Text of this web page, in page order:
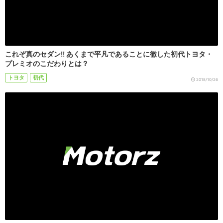
これぞ真のセダン!! あくまで平凡であることに徹した初代トヨタ・
プレミオのこだわりとは？
トヨタ 初代 2018/10/26